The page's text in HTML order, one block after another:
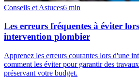
Conseils et Astuces6 min
Les erreurs fréquentes à éviter
intervention plombier
Apprenez les erreurs courantes lors d'une
comment les éviter pour garantir des
préservant votre budget.